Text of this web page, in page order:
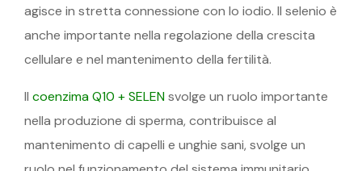
agisce in stretta connessione con lo iodio. Il selenio è
anche importante nella regolazione della crescita
cellulare e nel mantenimento della fertilità.
Il coenzima Q10 + SELENsvolge un ruolo importante
nella produzione di sperma, contribuisce al
mantenimento di capelli e unghie sani, svolge un